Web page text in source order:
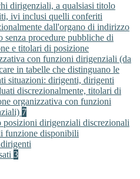
dirigenziali, a qualsiasi titolo
ivi inclusi quelli conferiti
dall'organo di indirizzo
senza procedure pubbliche di
e titolari di posizione
con funzioni dirigenziali (da
in tabelle che distinguano le
situazioni: dirigenti, dirigenti
discrezionalmente, titolari di
organizzativa con funzioni
7
posizioni dirigenziali discrezionali
funzione disponibili
3